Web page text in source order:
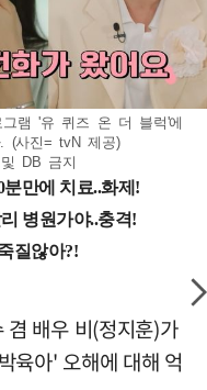
램 '유 퀴즈 온 더 블럭'에
(사진= tvN 제공)
DB 금지
배우 비(정지훈)가
육아' 오해에 대해 억